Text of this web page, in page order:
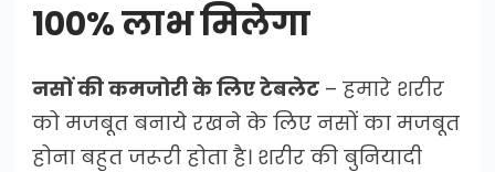
100% लाभ मिलेगा
नसों की कमजोरी के लिए टेबलेट – हमारे शरीर
को मजबूत बनाये रखने के लिए नसों का मजबूत
होना बहुत जरूरी होता है। शरीर की बुनियादी